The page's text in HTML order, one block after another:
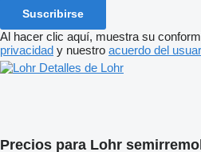
Suscribirse
Al hacer clic aquí, muestra su
privacidad y nuestro acuerdo del
Detalles de Lohr
Precios para Lohr